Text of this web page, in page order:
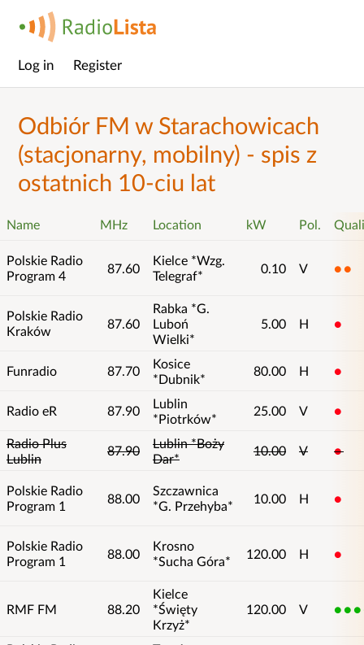
Main
Log in Register
Odbiór FM w Starachowicach
(stacjonarny, mobilny) - spis z
ostatnich 10-ciu lat
Name MHz Location kW Pol.
Polskie Radio
Program 4
87.60
Kielce *Wzg.
Telegraf*
0.10 V 2
Polskie Radio
Kraków
87.60
Rabka *G.
Luboń
Wielki*
5.00 H 1
Funradio 87.70
Kosice
*Dubnik*
80.00 H 1
Radio eR 87.90
Lublin
*Piotrków*
25.00 V 1
Radio Plus
Lublin
87.90
Lublin *Boży
Dar*
10.00 V 1
Polskie Radio
Program 1
88.00
Szczawnica
*G. Przehyba*
10.00 H 1
Polskie Radio
Program 1
88.00
Krosno
*Sucha Góra*
120.00 H 1
RMF FM 88.20
Kielce
*Święty
Krzyż*
120.00 V 5